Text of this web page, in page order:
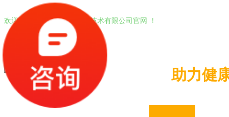
欢迎进入北京中农牧扬生物技术有限公司官网 ！
助力健